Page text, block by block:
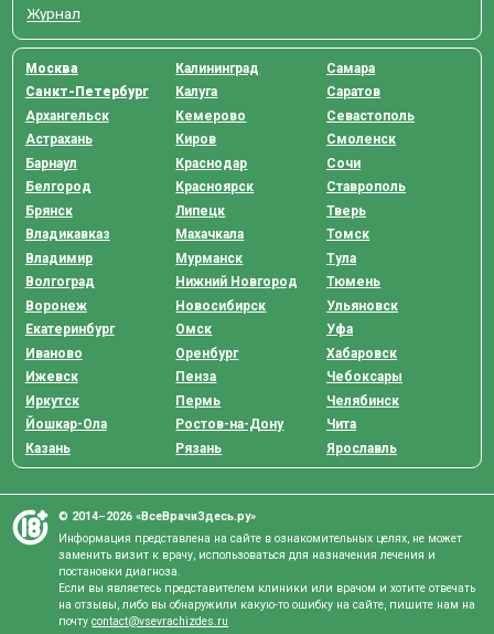
Журнал
Москва
Санкт-Петербург
Архангельск
Астрахань
Барнаул
Белгород
Брянск
Владикавказ
Владимир
Волгоград
Воронеж
Екатеринбург
Иваново
Ижевск
Иркутск
Йошкар-Ола
Казань
Калининград
Калуга
Кемерово
Киров
Краснодар
Красноярск
Липецк
Махачкала
Мурманск
Нижний Новгород
Новосибирск
Омск
Оренбург
Пенза
Пермь
Ростов-на-Дону
Рязань
Самара
Саратов
Севастополь
Смоленск
Сочи
Ставрополь
Тверь
Томск
Тула
Тюмень
Ульяновск
Уфа
Хабаровск
Чебоксары
Челябинск
Чита
Ярославль
© 2014–2026 «ВсеВрачиЗдесь.ру»
Информация представлена на сайте в ознакомительных целях, не может
заменить визит к врачу, использоваться для назначения лечения и
постановки диагноза.
Если вы являетесь представителем клиники или врачом и хотите отвечать
на отзывы, либо вы обнаружили какую-то ошибку на сайте, пишите нам на
почтуcontact@vsevrachizdes.ru